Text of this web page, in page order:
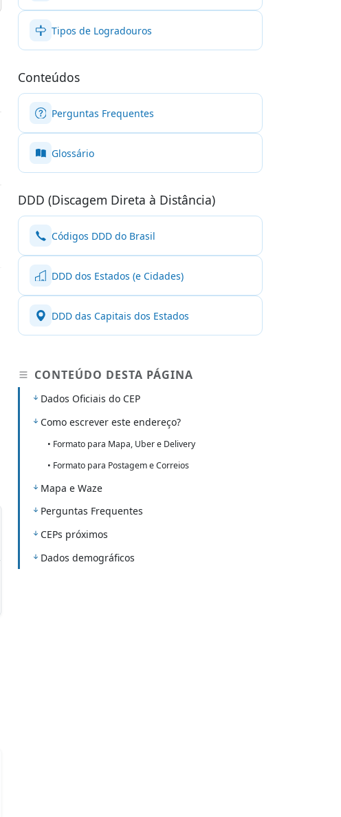
Tipos de Logradouros
Conteúdos
Perguntas Frequentes
Glossário
DDD (Discagem Direta à Distância)
Códigos DDD do Brasil
DDD dos Estados (e Cidades)
DDD das Capitais dos Estados
CONTEÚDO DESTA PÁGINA
Dados Oficiais do CEP
Como escrever este endereço?
• Formato para Mapa, Uber e Delivery
• Formato para Postagem e Correios
Mapa e Waze
Perguntas Frequentes
CEPs próximos
Dados demográficos